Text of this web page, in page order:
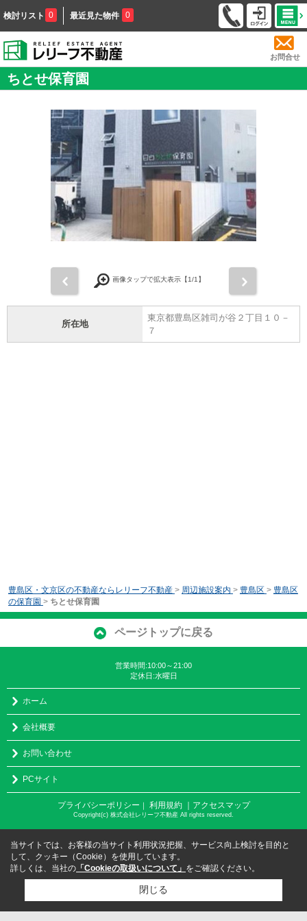
検討リスト 0 最近見た物件 0
お問合せ
ちとせ保育園
画像タップで拡大表示【1/1】
所在地
東京都豊島区雑司が谷２丁目１０－
７
豊島区・文京区の不動産ならレリーフ不動産 > 周辺施設案内 > 豊島区 > 豊島区
の保育園 > ちとせ保育園
ページトップに戻る
営業時間:10:00～21:00
定休日:水曜日
ホーム
会社概要
お問い合わせ
PCサイト
プライバシーポリシー ｜ 利用規約 ｜アクセスマップ
Copyright(c) 株式会社レリーフ不動産 All rights reserved.
当サイトでは、お客様の当サイト利用状況把握、サービス向上検討を目的と
して、クッキー（Cookie）を使用しています。
詳しくは、当社の 「Cookieの取扱いについて」 をご確認ください。
閉じる